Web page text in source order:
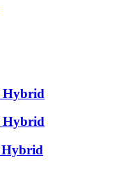
Hybrid
Hybrid
Hybrid